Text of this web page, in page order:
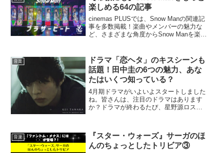
楽しめる64の記事
cinemas PLUSでは、Snow Manの関連記
事を多数掲載！楽曲やメンバーの魅力な
ど、さまざまな角度からSnow Manを楽し
魅力について振り返る・考察...
音楽
ドラマ「恋ヘタ」のキスシーンも
話題！田中圭の6つの魅力、あな
たはいくつ知っている？
4月期ドラマがいよいよスタートしました
ね。皆さんは、注目のドラマはあります
か？ドラマが終わるたび、星野源ロスや
期、田中圭さんに注目しています！1月期
では「東京タラレバ娘...
音楽
『スター・ウォーズ』サーガのほ
んのちょっとしたトリビア③